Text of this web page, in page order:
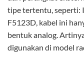
tipe tertentu, seperti:
F5123D, kabel ini
bentuk analog.
digunakan di model